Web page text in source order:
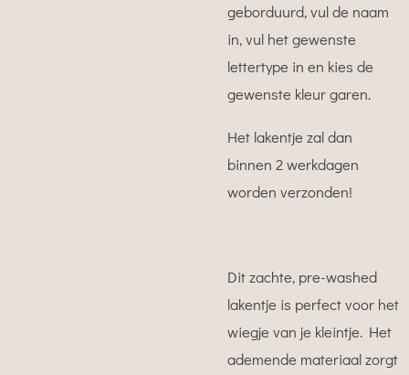
geborduurd, vul de naam
in, vul het gewenste
lettertype in en kies de
gewenste kleur garen.
Het lakentje zal dan
binnen 2 werkdagen
worden verzonden!
Dit zachte, pre-washed
lakentje is perfect voor het
wiegje van je kleintje. Het
ademende materiaal zorgt